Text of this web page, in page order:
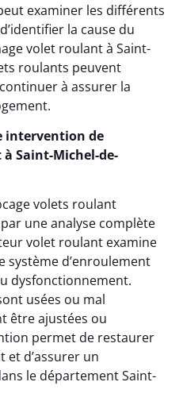
examiner les différents
la cause du
volet roulant à Saint-
roulants peuvent
à assurer la
intervention de
Saint-Michel-de-
volets roulant
une analyse complète
volet roulant examine
système d’enroulement
dysfonctionnement.
usées ou mal
être ajustées ou
permet de restaurer
d’assurer un
le département Saint-